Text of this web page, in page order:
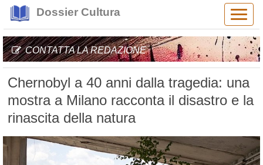
Dossier Cultura
CONTATTA LA REDAZIONE
Chernobyl a 40 anni dalla tragedia: una
mostra a Milano racconta il disastro e la
rinascita della natura